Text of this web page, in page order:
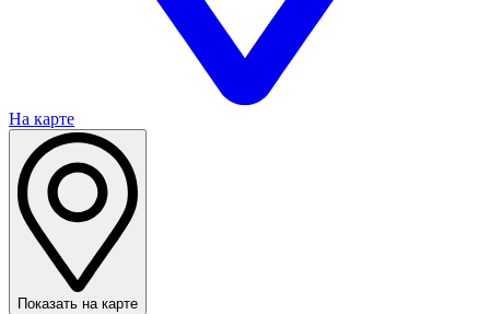
На карте
Показать на карте